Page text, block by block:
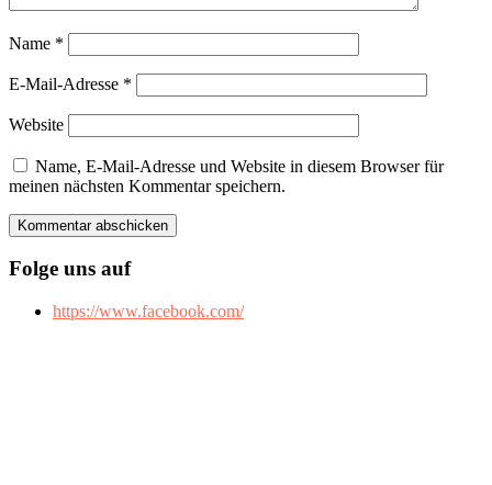
Name *
E-Mail-Adresse *
Website
Name, E-Mail-Adresse und Website in diesem Browser für
meinen nächsten Kommentar speichern.
Folge uns auf
https://www.facebook.com/